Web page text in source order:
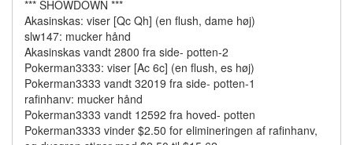
*** SHOWDOWN ***
Akasinskas: viser [Qc Qh] (en flush, dame høj)
slw147: mucker hånd
Akasinskas vandt 2800 fra side- potten-2
Pokerman3333: viser [Ac 6c] (en flush, es høj)
Pokerman3333 vandt 32019 fra side- potten-1
rafinhanv: mucker hånd
Pokerman3333 vandt 12592 fra hoved- potten
Pokerman3333 vinder $2.50 for elimineringen af rafinhanv,